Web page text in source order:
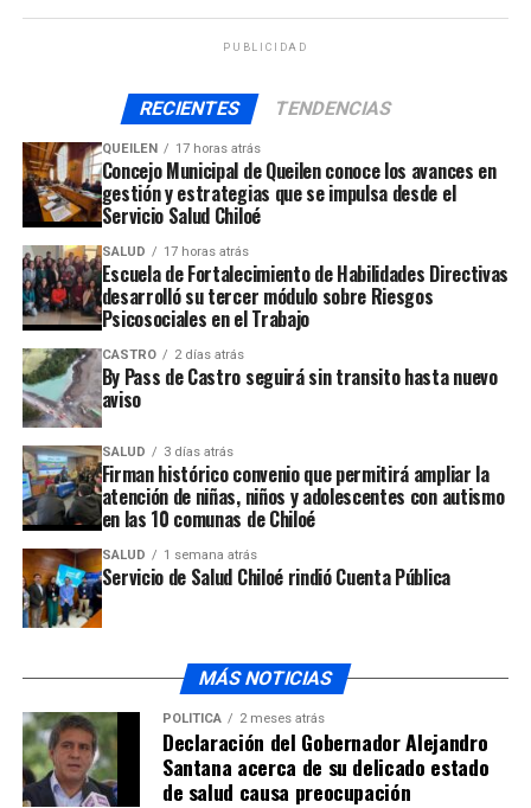
Adelantó el consejero regional que lamentablemente
viene un proceso muy extenso, de varios meses, en los
que deberá reiniciarse el proyecto para que una nueva
empresa se haga cargo.
Llamó la atención Nelson Águila acerca del rol del
municipio de Castro que a su juicio, ha sido muy poco
diligente en torno a esta iniciativa, y con una mínima
comunicación hacia la comunidad de isla Chelín, que
aguarda por una solución hacia este problema de
abandono de las obras de la posta.
ARTÍCULOS RELACIONADOS:
UP NEXT
Un incendio arrasó con el edificio Center Electric en
pleno centro de la capital provincial
Una madre y su pequeña hija residentes en castro
fallecieron tras accidente de tránsito
PUBLICIDAD
RECIENTES TENDENCIAS
QUEILEN 17 horas atrás
Concejo Municipal de Queilen conoce los avances en
gestión y estrategias que se impulsa desde el
Servicio Salud Chiloé
SALUD 17 horas atrás
Escuela de Fortalecimiento de Habilidades Directivas
desarrolló su tercer módulo sobre Riesgos
Psicosociales en el Trabajo
CASTRO 2 días atrás
By Pass de Castro seguirá sin transito hasta nuevo
aviso
SALUD 3 días atrás
Firman histórico convenio que permitirá ampliar la
atención de niñas, niños y adolescentes con autismo
en las 10 comunas de Chiloé
SALUD 1 semana atrás
Servicio de Salud Chiloé rindió Cuenta Pública
MÁS NOTICIAS
POLÍTICA 2 meses atrás
Declaración del Gobernador Alejandro
Santana acerca de su delicado estado
de salud causa preocupación